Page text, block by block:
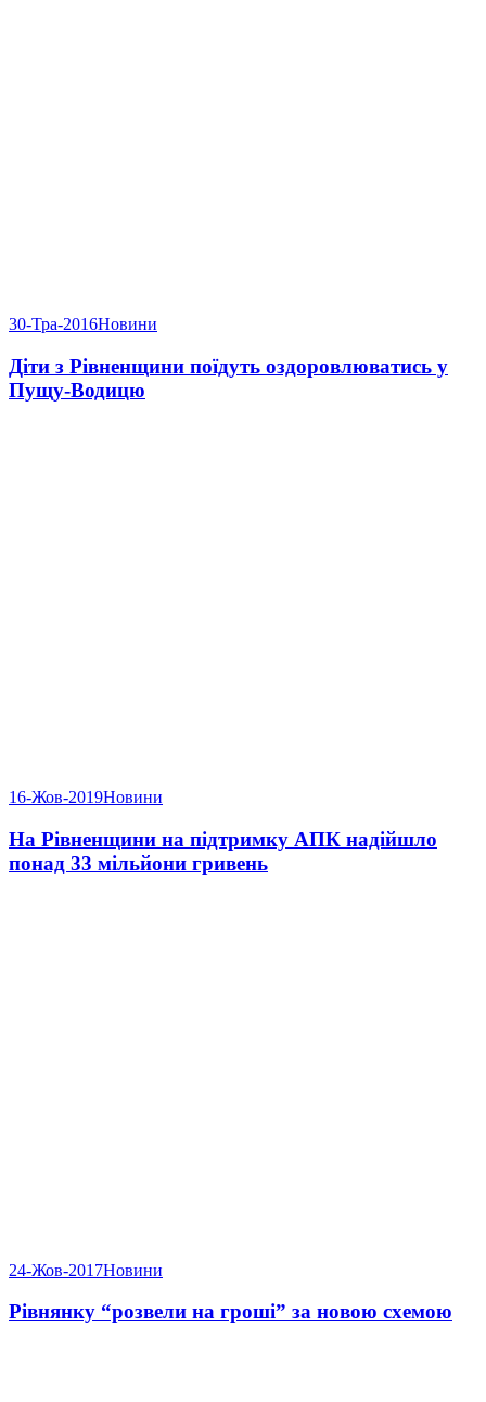
30-Тра-2016Новини
Діти з Рівненщини поїдуть оздоровлюватись у
Пущу-Водицю
16-Жов-2019Новини
На Рівненщини на підтримку АПК надійшло
понад 33 мільйони гривень
24-Жов-2017Новини
Рівнянку “розвели на гроші” за новою схемою